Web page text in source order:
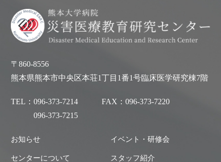
〒860-8556
熊本県熊本市中央区本荘1丁目1番1号臨床医学研究棟7階
TEL：096-373-7214
096-373-7215
FAX：096-373-7220
お知らせ
センターについて
イベント・研修会
スタッフ紹介